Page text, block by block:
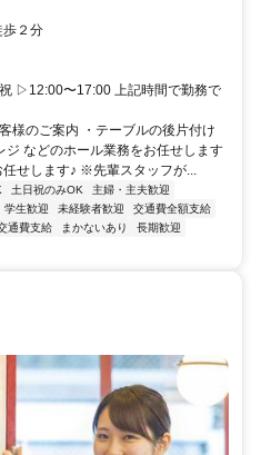
歩２分
▷12:00〜17:00 上記時間で勤務で
様のご案内 ・テーブルの後片付け
ジ などのホール業務をお任せします
せします♪ ※先輩スタッフが...
土日祝のみOK
主婦・主夫歓迎
学生歓迎 未経験者歓迎
交通費全額支給
通費支給 まかないあり
長期歓迎